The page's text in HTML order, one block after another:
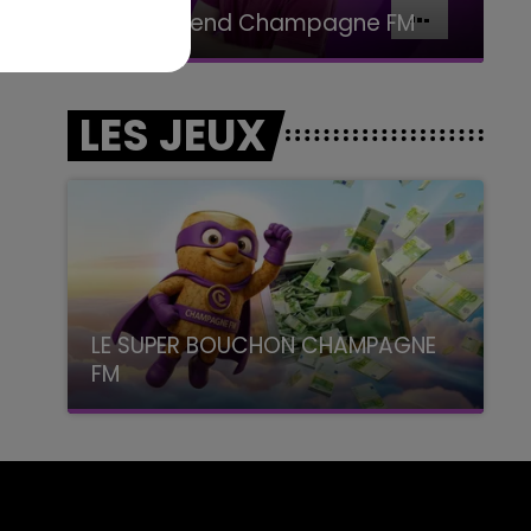
Le week-end Champagne FM
LES JEUX
LE SUPER BOUCHON CHAMPAGNE
FM
avec La Famille Champagne FM, à 8H10